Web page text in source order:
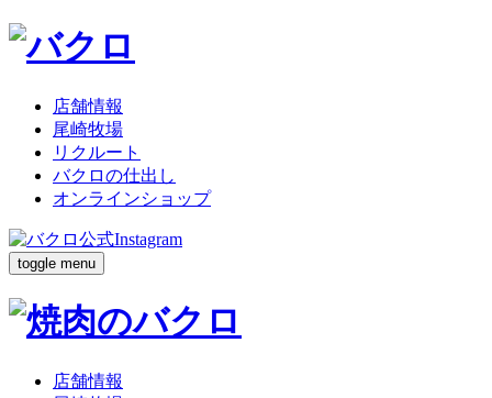
店舗情報
尾崎牧場
リクルート
バクロの仕出し
オンラインショップ
toggle menu
店舗情報